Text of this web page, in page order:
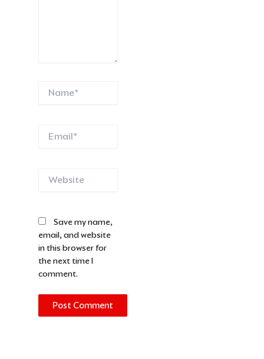
Save my name,
email, and website
in this browser for
the next time I
comment.